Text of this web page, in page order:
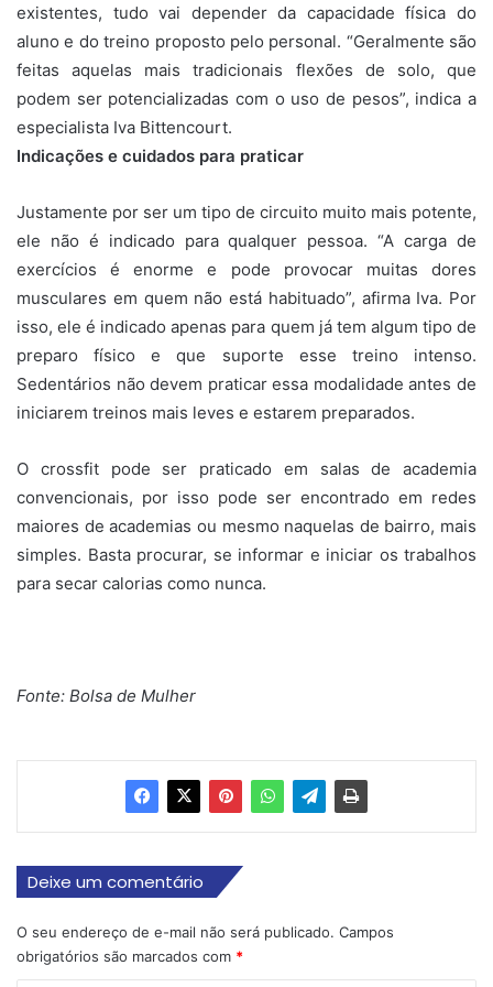
existentes, tudo vai depender da capacidade física do
aluno e do treino proposto pelo personal. “Geralmente são
feitas aquelas mais tradicionais flexões de solo, que
podem ser potencializadas com o uso de pesos”, indica a
especialista Iva Bittencourt.
Indicações e cuidados para praticar
Justamente por ser um tipo de circuito muito mais potente,
ele não é indicado para qualquer pessoa. “A carga de
exercícios é enorme e pode provocar muitas dores
musculares em quem não está habituado”, afirma Iva. Por
isso, ele é indicado apenas para quem já tem algum tipo de
preparo físico e que suporte esse treino intenso.
Sedentários não devem praticar essa modalidade antes de
iniciarem treinos mais leves e estarem preparados.
O crossfit pode ser praticado em salas de academia
convencionais, por isso pode ser encontrado em redes
maiores de academias ou mesmo naquelas de bairro, mais
simples. Basta procurar, se informar e iniciar os trabalhos
para secar calorias como nunca.
Fonte: Bolsa de Mulher
Deixe um comentário
O seu endereço de e-mail não será publicado. Campos
obrigatórios são marcados com *